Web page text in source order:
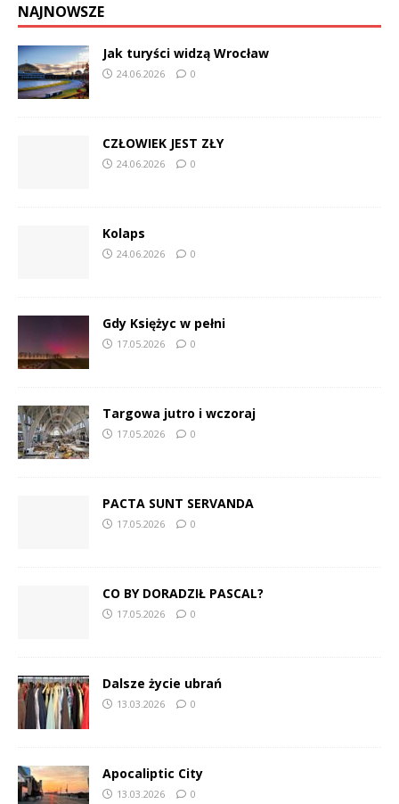
NAJNOWSZE
Jak turyści widzą Wrocław
24.06.2026 0
CZŁOWIEK JEST ZŁY
24.06.2026 0
Kolaps
24.06.2026 0
Gdy Księżyc w pełni
17.05.2026 0
Targowa jutro i wczoraj
17.05.2026 0
PACTA SUNT SERVANDA
17.05.2026 0
CO BY DORADZIŁ PASCAL?
17.05.2026 0
Dalsze życie ubrań
13.03.2026 0
Apocaliptic City
13.03.2026 0